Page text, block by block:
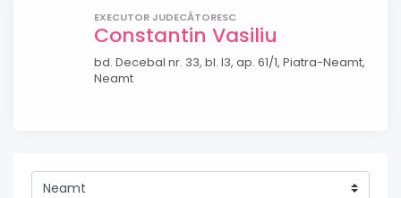
EXECUTOR JUDECĂTORESC
Constantin Vasiliu
bd. Decebal nr. 33, bl. I3, ap. 61/1, Piatra-Neamt,
Neamt